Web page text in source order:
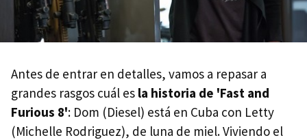
Antes de entrar en detalles, vamos a repasar a
grandes rasgos cuál es la historia de 'Fast and
Furious 8': Dom (Diesel) está en Cuba con Letty
(Michelle Rodriguez), de luna de miel. Viviendo el